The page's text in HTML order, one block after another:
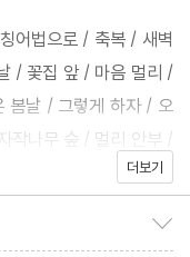
주겠다며 손을 내민다.
년 늦봄부터 2025년
신작 시 151편으로 구
‘안녕’이라 안부를 건네
하는 순박한 동심의 세
소중한 이들에 대한 애
어법으로 / 축복 / 새벽
/ 꽃집 앞 / 마음 멀리 /
봄날 / 그렇게 하자 / 오
작나무 숲 / 멀리 안부 /
당신이 오네 / 부산역·2
더보기